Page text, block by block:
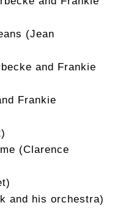
(Jean
and Frankie
Frankie
(Clarence
and his orchestra)